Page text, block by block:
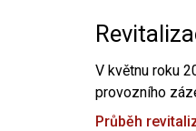
V květnu roku
provozního
Průběh